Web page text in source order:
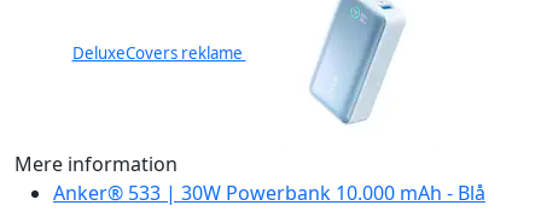
DeluxeCovers reklame
Mere information
Anker® 533 | 30W Powerbank 10.000 mAh - Blå